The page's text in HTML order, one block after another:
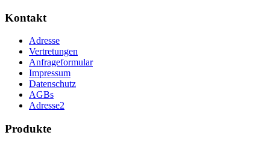
Kontakt
Adresse
Vertretungen
Anfrageformular
Impressum
Datenschutz
AGBs
Adresse2
Produkte